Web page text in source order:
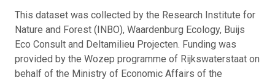
This dataset was collected by the Research Institute for
Nature and Forest (INBO), Waardenburg Ecology, Buijs
Eco Consult and Deltamilieu Projecten. Funding was
provided by the Wozep programme of Rijkswaterstaat on
behalf of the Ministry of Economic Affairs of the